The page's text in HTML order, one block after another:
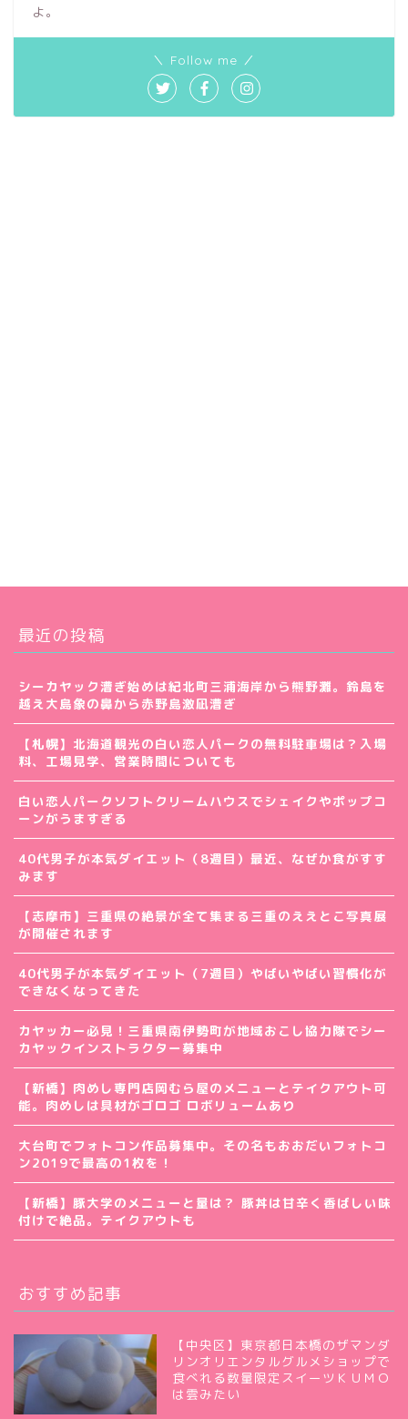
よ。
＼ Follow me ／
最近の投稿
シーカヤック漕ぎ始めは紀北町三浦海岸から熊野灘。鈴島を
越え大島象の鼻から赤野島激凪漕ぎ
【札幌】北海道観光の白い恋人パークの無料駐車場は？入場
料、工場見学、営業時間についても
白い恋人パークソフトクリームハウスでシェイクやポップコ
ーンがうますぎる
40代男子が本気ダイエット（8週目）最近、なぜか食がすす
みます
【志摩市】三重県の絶景が全て集まる三重のええとこ写真展
が開催されます
40代男子が本気ダイエット（7週目）やばいやばい習慣化が
できなくなってきた
カヤッカー必見！三重県南伊勢町が地域おこし協力隊でシー
カヤックインストラクター募集中
【新橋】肉めし専門店岡むら屋のメニューとテイクアウト可
能。肉めしは具材がゴロゴ ロボリュームあり
大台町でフォトコン作品募集中。その名もおおだいフォトコ
ン2019で最高の1枚を！
【新橋】豚大学のメニューと量は？ 豚丼は甘辛く香ばしい味
付けで絶品。テイクアウトも
おすすめ記事
【中央区】東京都日本橋のザマンダ
リンオリエンタルグルメショップで
食べれる数量限定スイーツＫＵＭＯ
は雲みたい